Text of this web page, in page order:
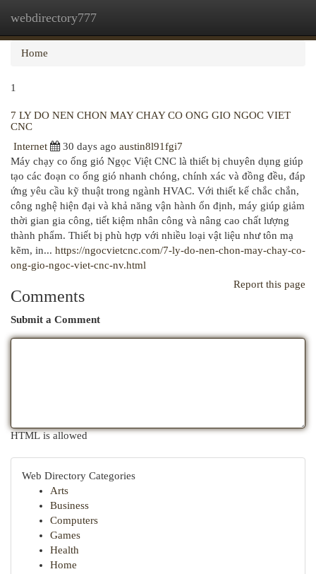
webdirectory777
Home
1
7 LY DO NEN CHON MAY CHAY CO ONG GIO NGOC VIET
CNC
Internet
30 days ago austin8l91fgi7
Máy chạy co ống gió Ngọc Việt CNC là thiết bị chuyên dụng giúp
tạo các đoạn co ống gió nhanh chóng, chính xác và đồng đều, đáp
ứng yêu cầu kỹ thuật trong ngành HVAC. Với thiết kế chắc chắn,
công nghệ hiện đại và khả năng vận hành ổn định, máy giúp giảm
thời gian gia công, tiết kiệm nhân công và nâng cao chất lượng
thành phẩm. Thiết bị phù hợp với nhiều loại vật liệu như tôn mạ
kẽm, in... https://ngocvietcnc.com/7-ly-do-nen-chon-may-chay-co-
ong-gio-ngoc-viet-cnc-nv.html
Report this page
Comments
Submit a Comment
HTML is allowed
Web Directory Categories
Arts
Business
Computers
Games
Health
Home